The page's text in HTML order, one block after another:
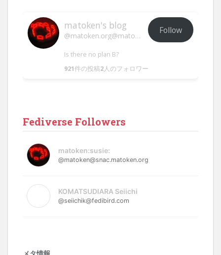
matoken's blog
@matoken.org@matoken.org
Follow
Is there no plan B?
921件の投稿2人のフォロワー
Fediverse Followers
matoken:susie:
@matoken@snac.matoken.org
KOMATSUDIARA Seiichi
@seiichik@fedibird.com